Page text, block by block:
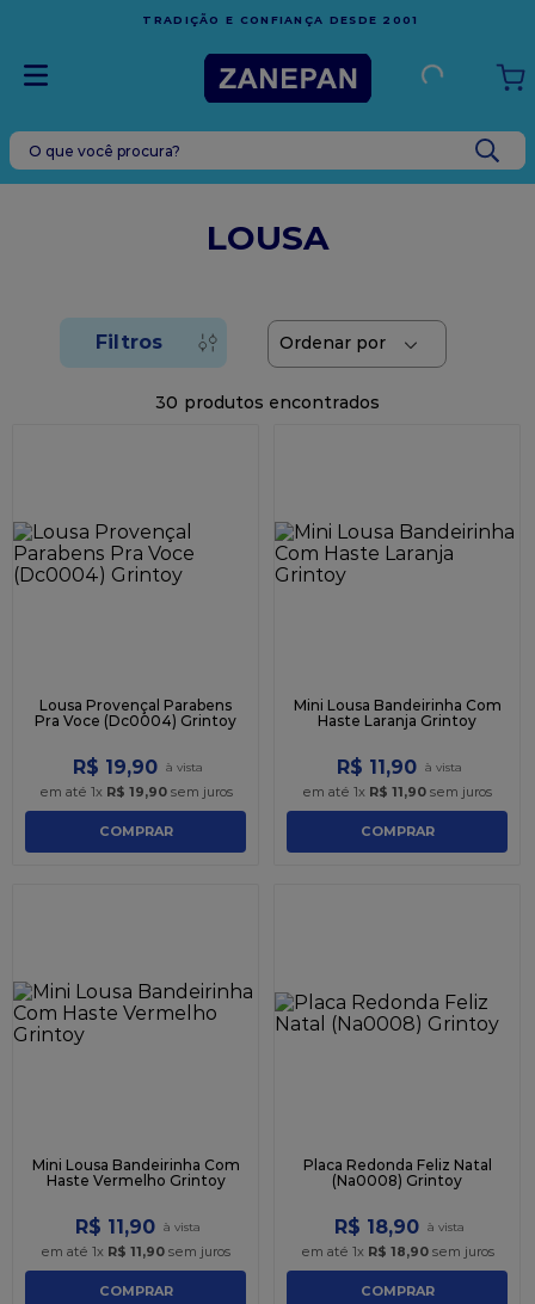
EM COMPRAS ACIMA DE R$1.000,00 PARA O
ESPÍRITO SANTO
O que você procura?
LOUSA
30
Lousa Provençal Parabens
Pra Voce (Dc0004) Grintoy
R$ 19,90
em até 1x R$ 19,90sem juros
COMPRAR
Mini Lousa Bandeirinha Com
Haste Laranja Grintoy
R$ 11,90
em até 1x R$ 11,90 sem juros
COMPRAR
Mini Lousa Bandeirinha Com
Haste Vermelho Grintoy
R$ 11,90
em até 1x R$ 11,90 sem juros
COMPRAR
Placa Redonda Feliz Natal
(Na0008) Grintoy
R$ 18,90
em até 1x R$ 18,90sem juros
COMPRAR
TERMOS MAIS BUSCADOS
vela
bala
9º
caixa kraft
10º chocolate